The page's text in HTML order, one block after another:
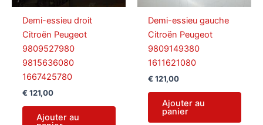
Demi-essieu droit
Citroën Peugeot
9809527980
9815636080
1667425780
€ 121,00
Ajouter au
Demi-essieu gauche
Citroën Peugeot
9809149380
1611621080
€ 121,00
Ajouter au
panier